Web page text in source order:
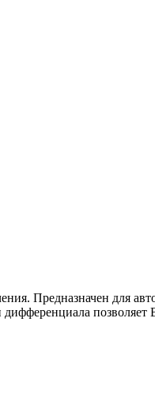
Предназначен для